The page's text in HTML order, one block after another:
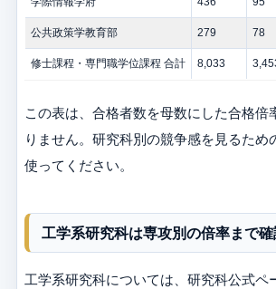
公共政策学教育部 279 78
修士課程・専門職学位課程 合計 8,033
この表は、合格者数を母数にした合格倍
りません。研究科別の競争感を見るため
使ってください。
工学系研究科は専攻別の倍率まで
工学系研究科については、研究科公式ペ